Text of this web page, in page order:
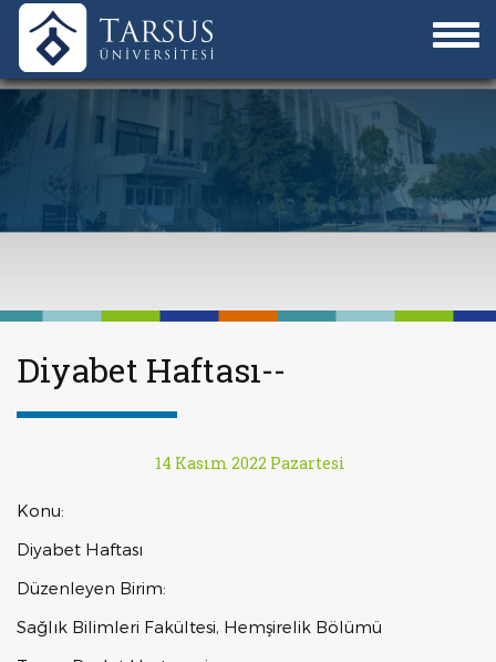
Diyabet Haftası--
14 Kasım 2022 Pazartesi
Konu:
Diyabet Haftası
Düzenleyen Birim:
Sağlık Bilimleri Fakültesi, Hemşirelik Bölümü